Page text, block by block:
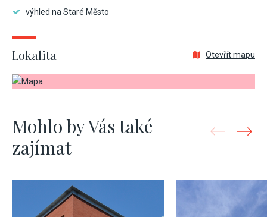
výhled na Staré Město
Lokalita Otevřít mapu
Mohlo by Vás také
zajímat